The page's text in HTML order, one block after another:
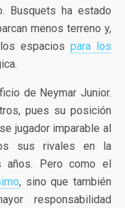
Busquets ha estado
menos terreno y,
los espaciospara los
de Neymar Junior.
pues su posición
jugador imparable al
sus rivales en la
años. Pero como el
, sino que también
responsabilidad